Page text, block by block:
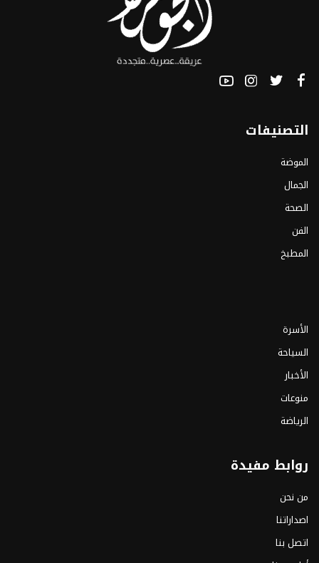
التصنيفات
الموضة
الجمال
الصحة
الفن
المطبخ
الأسرة
السياحة
الأخبار
منوعات
الرياضة
روابط مفيدة
من نحن
اصداراتنا
اتصل بنا